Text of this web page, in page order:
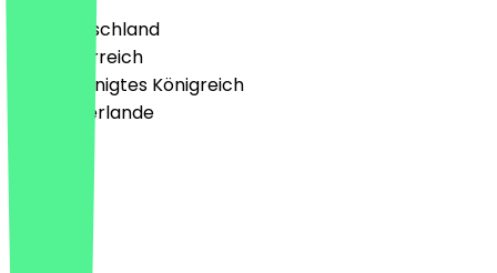
🇩🇪 Deutschland
🇦🇹 Österreich
🇬🇧 Vereinigtes Königreich
🇳🇱 Niederlande
Deutsch
English